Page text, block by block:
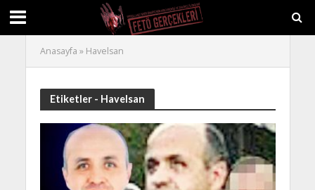
Anasayfa » Havelsan
Etiketler - Havelsan